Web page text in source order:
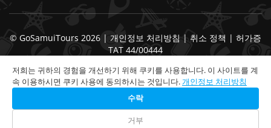
© GoSamuiTours 2026 | 개인정보 처리방침 | 취소 정책 | 허가증
TAT 44/00444
저희는 귀하의 경험을 개선하기 위해 쿠키를 사용합니다. 이 사이트를 계
속 이용하시면 쿠키 사용에 동의하시는 것입니다.개인정보 처리방침
수락
거부